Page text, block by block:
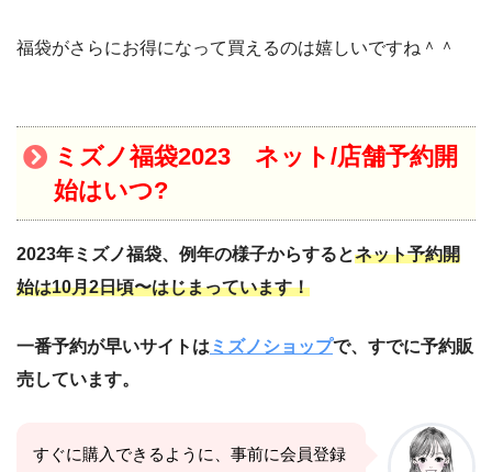
福袋がさらにお得になって買えるのは嬉しいですね＾＾
ミズノ福袋2023 ネット/店舗予約開
始はいつ?
2023年ミズノ福袋、例年の様子からするとネット予約開
始は10月2日頃〜はじまっています！
一番予約が早いサイトは ミズノショップで、すでに予約販
売しています。
すぐに購入できるように、事前に会員登録